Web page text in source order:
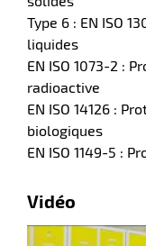
Type 6 : EN ISO
liquides
EN ISO 1073-2 :
radioactive
EN ISO 14126 :
biologiques
EN ISO 1149-5 :
Vidéo